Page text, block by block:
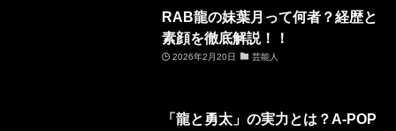
RAB龍の妹葉月って何者？経歴と
素顔を徹底解説！！
2026年2月20日 芸能人
「龍と勇太」の実力とは？A-POP